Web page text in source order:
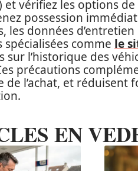
et vérifiez les options
possession
les données
spécialisées comme le
sur l’historique des
précautions
de l’achat, et
EN